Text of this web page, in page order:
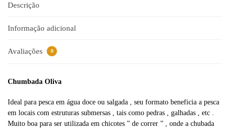
Descrição
Informação adicional
Avaliações 0
Chumbada Oliva
Ideal para pesca em água doce ou salgada , seu formato beneficia a pesca
em locais com estruturas submersas , tais como pedras , galhadas , etc .
Muito boa para ser utilizada em chicotes ” de correr ” , onde a chubada